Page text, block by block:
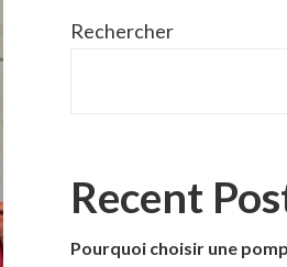
Rechercher
Recent
Pourquoi choisir une